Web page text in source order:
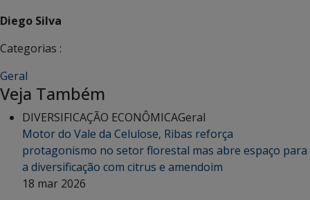
Diego Silva
Categorias :
Geral
Veja Também
DIVERSIFICAÇÃO ECONÔMICAGeral
Motor do Vale da Celulose, Ribas reforça
protagonismo no setor florestal mas abre espaço para
a diversificação com citrus e amendoim
18 mar 2026